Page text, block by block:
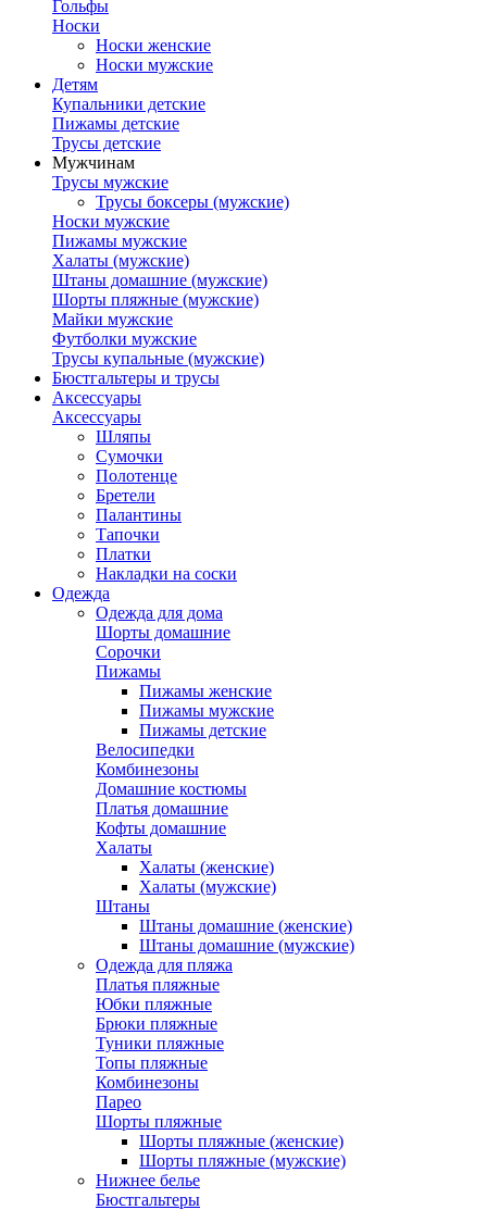
Гольфы
Носки
Носки женские
Носки мужские
Детям
Купальники детские
Пижамы детские
Трусы детские
Мужчинам
Трусы мужские
Трусы боксеры (мужские)
Носки мужские
Пижамы мужские
Халаты (мужские)
Штаны домашние (мужские)
Шорты пляжные (мужские)
Майки мужские
Футболки мужские
Трусы купальные (мужские)
Бюстгальтеры и трусы
Аксессуары
Аксессуары
Шляпы
Сумочки
Полотенце
Бретели
Палантины
Тапочки
Платки
Накладки на соски
Одежда
Одежда для дома
Шорты домашние
Сорочки
Пижамы
Пижамы женские
Пижамы мужские
Пижамы детские
Велосипедки
Комбинезоны
Домашние костюмы
Платья домашние
Кофты домашние
Халаты
Халаты (женские)
Халаты (мужские)
Штаны
Штаны домашние (женские)
Штаны домашние (мужские)
Одежда для пляжа
Платья пляжные
Юбки пляжные
Брюки пляжные
Туники пляжные
Топы пляжные
Комбинезоны
Парео
Шорты пляжные
Шорты пляжные (женские)
Шорты пляжные (мужские)
Нижнее белье
Бюстгальтеры